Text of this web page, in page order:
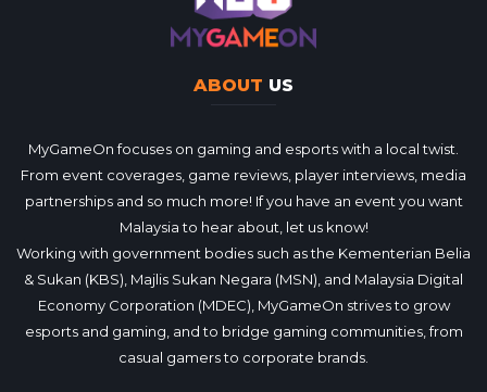
ABOUT US
MyGameOn focuses on gaming and esports with a local twist.
From event coverages, game reviews, player interviews, media
partnerships and so much more! If you have an event you want
Malaysia to hear about, let us know!
Working with government bodies such as the Kementerian Belia
& Sukan (KBS), Majlis Sukan Negara (MSN), and Malaysia Digital
Economy Corporation (MDEC), MyGameOn strives to grow
esports and gaming, and to bridge gaming communities, from
casual gamers to corporate brands.